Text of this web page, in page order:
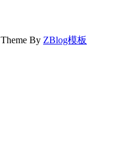
Theme By ZBlog模板